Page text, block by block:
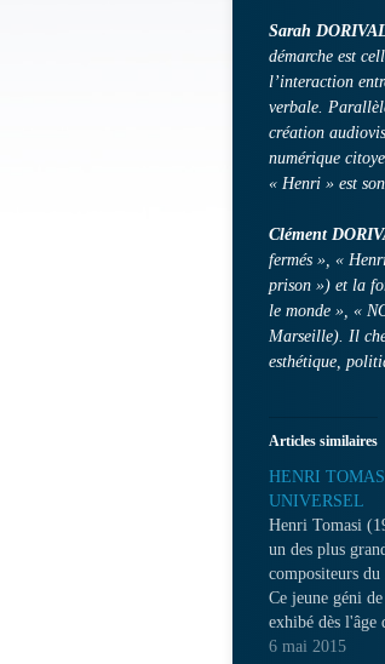
Sarah
démarche est
l’interaction
verbale.
création
numérique
« Henri » est
Clément
fermés », «
prison ») et la
le monde », «
Marseille). Il
esthétique,
Articles similaires
HENRI
UNIVERSEL
Henri Tomasi
un des plus
compositeurs
Ce jeune géni
exhibé dès l'âge
son père, facteur
6 mai 2015